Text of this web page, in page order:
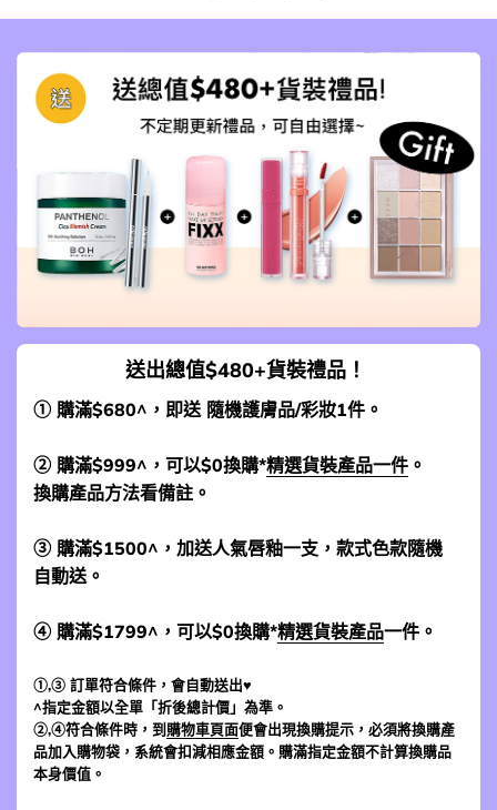
送出總值$480+貨裝禮品！
① 購滿$680^，即送 隨機護膚品/彩妝1件。
② 購滿$999^，可以$0換購*精選貨裝產品一件 。
換購產品方法看備註。
③ 購滿$1500^，加送人氣唇釉一支，款式色款隨機
自動送。
④ 購滿$1799^，可以$0換購*精選貨裝產品一件。
①,③ 訂單符合條件，會自動送出♥
^指定金額以全單「折後總計價」為準。
②,④符合條件時，到購物車頁面便會出現換購提示，必須將換購產
品加入購物袋，系統會扣減相應金額。購滿指定金額不計算換購品
本身價值。